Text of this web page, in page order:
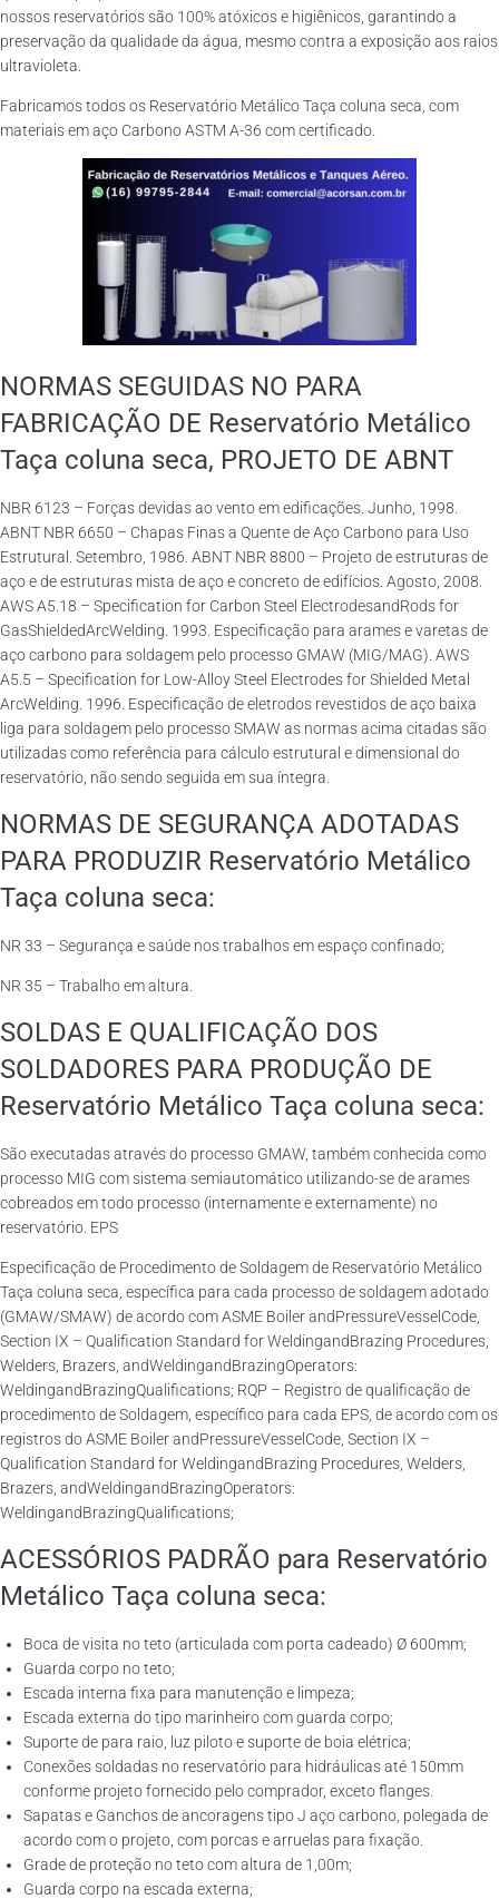
nossos reservatórios são 100% atóxicos e higiênicos, garantindo a
preservação da qualidade da água, mesmo contra a exposição aos raios
ultravioleta.
Fabricamos todos os Reservatório Metálico Taça coluna seca, com
materiais em aço Carbono ASTM A-36 com certificado.
NORMAS SEGUIDAS NO PARA
FABRICAÇÃO DE Reservatório Metálico
Taça coluna seca, PROJETO DE ABNT
NBR 6123 – Forças devidas ao vento em edificações. Junho, 1998.
ABNT NBR 6650 – Chapas Finas a Quente de Aço Carbono para Uso
Estrutural. Setembro, 1986. ABNT NBR 8800 – Projeto de estruturas de
aço e de estruturas mista de aço e concreto de edifícios. Agosto, 2008.
AWS A5.18 – Specification for Carbon Steel ElectrodesandRods for
GasShieldedArcWelding. 1993. Especificação para arames e varetas de
aço carbono para soldagem pelo processo GMAW (MIG/MAG). AWS
A5.5 – Specification for Low-Alloy Steel Electrodes for Shielded Metal
ArcWelding. 1996. Especificação de eletrodos revestidos de aço baixa
liga para soldagem pelo processo SMAW as normas acima citadas são
utilizadas como referência para cálculo estrutural e dimensional do
reservatório, não sendo seguida em sua íntegra.
NORMAS DE SEGURANÇA ADOTADAS
PARA PRODUZIR Reservatório Metálico
Taça coluna seca:
NR 33 – Segurança e saúde nos trabalhos em espaço confinado;
NR 35 – Trabalho em altura.
SOLDAS E QUALIFICAÇÃO DOS
SOLDADORES PARA PRODUÇÃO DE
Reservatório Metálico Taça coluna seca:
São executadas através do processo GMAW, também conhecida como
processo MIG com sistema semiautomático utilizando-se de arames
cobreados em todo processo (internamente e externamente) no
reservatório. EPS
Especificação de Procedimento de Soldagem de Reservatório Metálico
Taça coluna seca, específica para cada processo de soldagem adotado
(GMAW/SMAW) de acordo com ASME Boiler andPressureVesselCode,
Section IX – Qualification Standard for WeldingandBrazing Procedures,
Welders, Brazers, andWeldingandBrazingOperators:
WeldingandBrazingQualifications; RQP – Registro de qualificação de
procedimento de Soldagem, específico para cada EPS, de acordo com os
registros do ASME Boiler andPressureVesselCode, Section IX –
Qualification Standard for WeldingandBrazing Procedures, Welders,
Brazers, andWeldingandBrazingOperators:
WeldingandBrazingQualifications;
ACESSÓRIOS PADRÃO para Reservatório
Metálico Taça coluna seca:
Boca de visita no teto (articulada com porta cadeado) Ø 600mm;
Guarda corpo no teto;
Escada interna fixa para manutenção e limpeza;
Escada externa do tipo marinheiro com guarda corpo;
Suporte de para raio, luz piloto e suporte de boia elétrica;
Conexões soldadas no reservatório para hidráulicas até 150mm
conforme projeto fornecido pelo comprador, exceto flanges.
Sapatas e Ganchos de ancoragens tipo J aço carbono, polegada de
acordo com o projeto, com porcas e arruelas para fixação.
Grade de proteção no teto com altura de 1,00m;
Guarda corpo na escada externa;